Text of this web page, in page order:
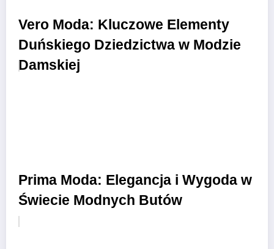
Vero Moda: Kluczowe Elementy
Duńskiego Dziedzictwa w Modzie
Damskiej
Prima Moda: Elegancja i Wygoda w
Świecie Modnych Butów